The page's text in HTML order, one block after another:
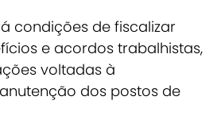
condições de fiscalizar
e acordos trabalhistas,
voltadas à
dos postos de